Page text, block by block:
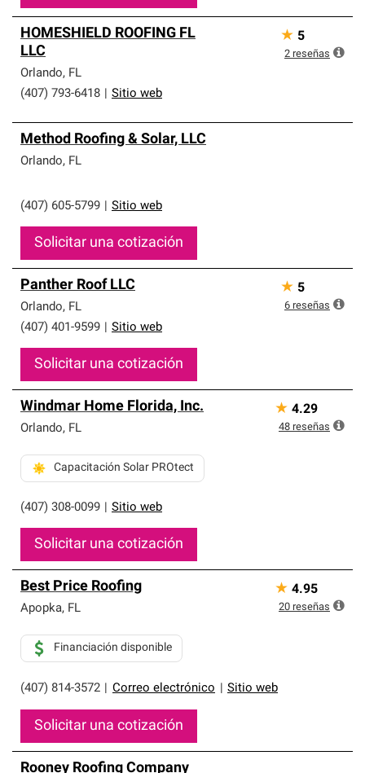
HOMESHIELD ROOFING FL
LLC
Orlando, FL
(407) 793-6418
Sitio web
★ 5
2 reseñas
Method Roofing & Solar, LLC
Orlando, FL
(407) 605-5799 Sitio web
Solicitar una cotización
Panther Roof LLC
Orlando, FL
(407) 401-9599
Sitio web
Solicitar una cotización
★ 5
6 reseñas
Windmar Home Florida, Inc.
Orlando, FL
(407) 308-0099 Sitio web
Capacitación Solar PROtect
Solicitar una cotización
★ 4.29
48 reseñas
Best Price Roofing
Apopka, FL
(407) 814-3572 Correo electrónico Sitio web
Financiación disponible
Solicitar una cotización
★ 4.95
20 reseñas
Rooney Roofing Company